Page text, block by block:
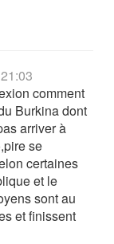
comment
Burkina dont
arriver à
se
certaines
et le
sont au
et finissent